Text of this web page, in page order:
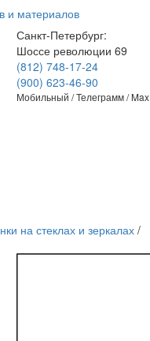
и материалов
Санкт-Петербург:
Шоссе революции 69
(812) 748-17-24
(900) 623-46-90
Мобильный / Телеграмм / Max
на стеклах и зеркалах /